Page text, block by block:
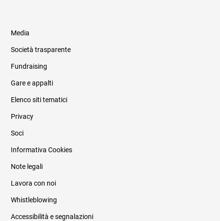
Informazioni legali e trasparenza
Media
Società trasparente
Fundraising
Gare e appalti
Elenco siti tematici
Privacy
Soci
Informativa Cookies
Note legali
Lavora con noi
Whistleblowing
Accessibilità e segnalazioni